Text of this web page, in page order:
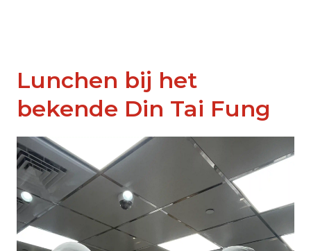
Lunchen bij het
bekende Din Tai Fung